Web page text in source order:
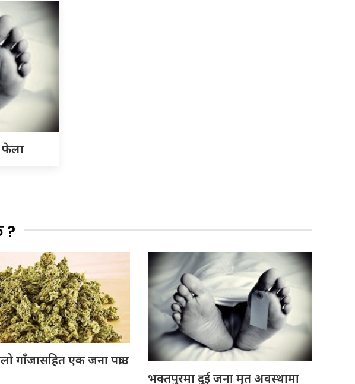
फेला
?
गाँजासहित एक जना पक्राउ
भक्तपुरमा दुई जना मृत अवस्थामा